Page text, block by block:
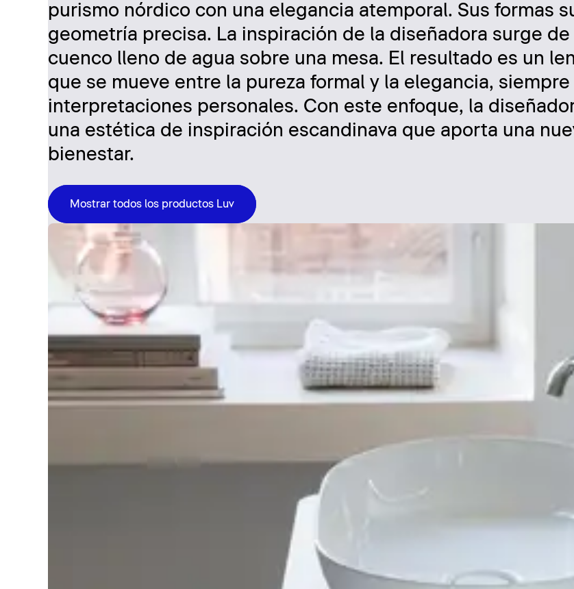
purismo nórdico con una elegancia atemporal. Sus formas
geometría precisa. La inspiración de la diseñadora surge
cuenco lleno de agua sobre una mesa. El resultado es un
que se mueve entre la pureza formal y la elegancia,
interpretaciones personales. Con este enfoque, la
una estética de inspiración escandinava que aporta una
bienestar.
Mostrar todos los productos Luv